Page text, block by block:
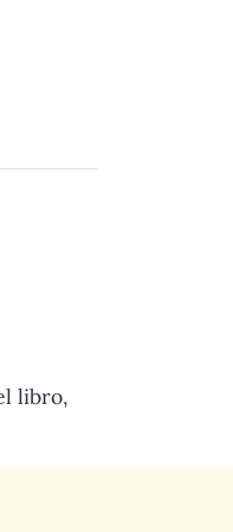
libro,